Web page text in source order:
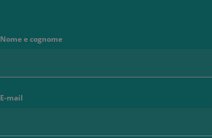
Nome e cognome
E-mail